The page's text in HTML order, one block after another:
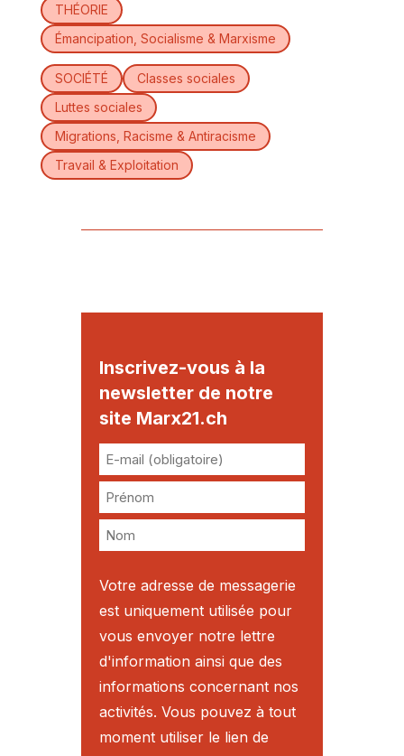
THÉORIE
Émancipation, Socialisme & Marxisme
SOCIÉTÉ
Classes sociales
Luttes sociales
Migrations, Racisme & Antiracisme
Travail & Exploitation
Inscrivez-vous à la
newsletter de notre
site Marx21.ch
Votre adresse de messagerie
est uniquement utilisée pour
vous envoyer notre lettre
d'information ainsi que des
informations concernant nos
activités. Vous pouvez à tout
moment utiliser le lien de